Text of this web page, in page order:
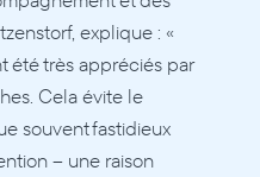
explique : «
été très appréciés par
Cela évite le
souvent fastidieux
– une raison